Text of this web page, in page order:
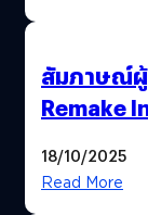
สัมภาษณ์ผู้
Remake
18/10/2025
Read More